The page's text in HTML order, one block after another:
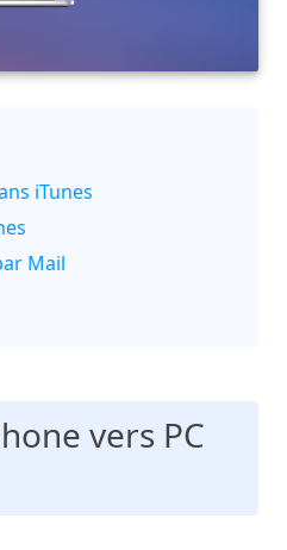
iTunes
Mail
vers PC